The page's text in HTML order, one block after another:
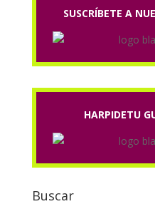
SUSCRÍBETE A
HARPIDETU
Buscar